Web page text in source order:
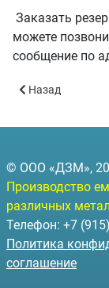
Заказать
можете
сообщение по
Предыдущий:
Назад
© ООО «ДЗМ»,
Производство
различных
Телефон: +7
Политика
соглашение